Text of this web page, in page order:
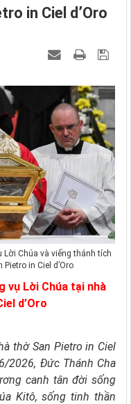
in Ciel d’Oro
Lời Chúa và viếng thánh tích
in Ciel d’Oro
vụ Lời Chúa tại nhà
d’Oro
thờ San Pietro in Ciel
2026, Đức Thánh Cha
canh tân đời sống
Kitô, sống tinh thần